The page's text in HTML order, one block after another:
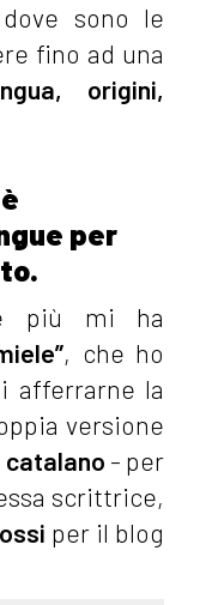
sono le
fino ad una
origini,
per
più mi ha
, che ho
afferrarne la
versione
catalano - per
scrittrice,
per il blog